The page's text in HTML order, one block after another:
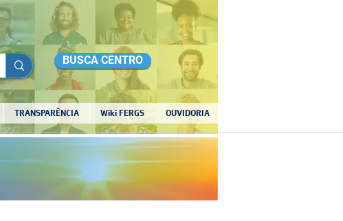
TRANSPARÊNCIA Wiki FERGS OUVIDORIA
BUSCA CENTRO